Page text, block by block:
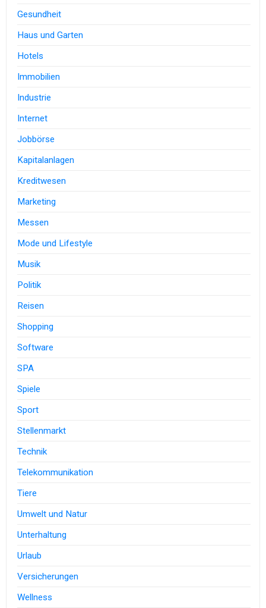
Gesundheit
Haus und Garten
Hotels
Immobilien
Industrie
Internet
Jobbörse
Kapitalanlagen
Kreditwesen
Marketing
Messen
Mode und Lifestyle
Musik
Politik
Reisen
Shopping
Software
SPA
Spiele
Sport
Stellenmarkt
Technik
Telekommunikation
Tiere
Umwelt und Natur
Unterhaltung
Urlaub
Versicherungen
Wellness